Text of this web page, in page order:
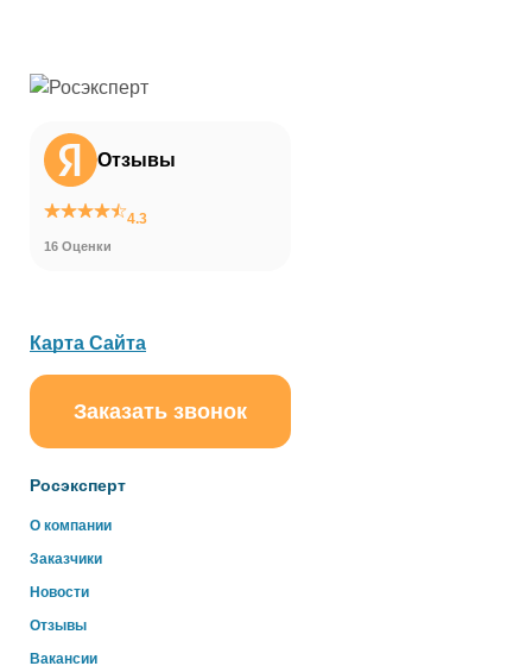
Отзывы
4.3
16 Оценки
Росэксперт
О компании
Заказчики
Новости
Отзывы
Вакансии
Карта Сайта
Заказать звонок
online
Здравствуйте!
Свяжитесь с нами через WhatsApp нажав на кнопку